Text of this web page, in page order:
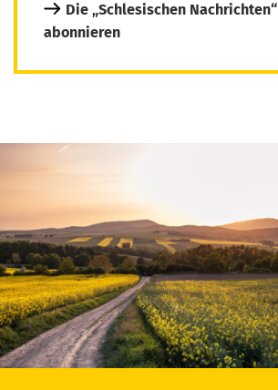
Die „Schlesischen Nachrichten“
abonnieren